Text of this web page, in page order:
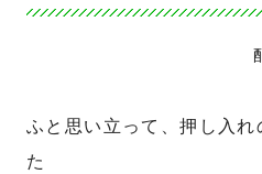
ふと思い立って、押し入
た